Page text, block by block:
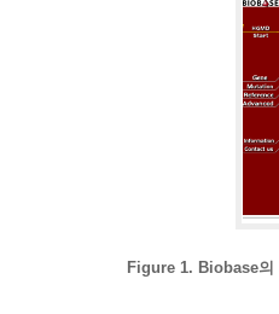
Figure 1. Biobase의